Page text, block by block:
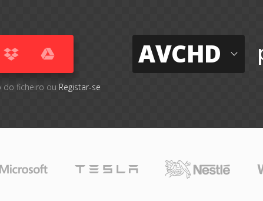
do ficheiro ou Registar-se
AVCHD